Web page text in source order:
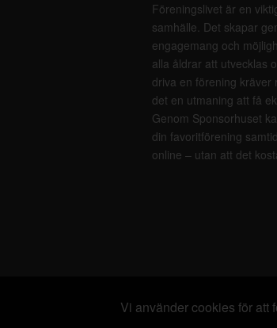
Föreningslivet är en
samhälle. Det skapar
engagemang och
alla åldrar att utvecklas
driva en förening kräver
det en utmaning att få
Genom Sponsorhuset
din favoritförening
online – utan att det
Vi använder cookies för att